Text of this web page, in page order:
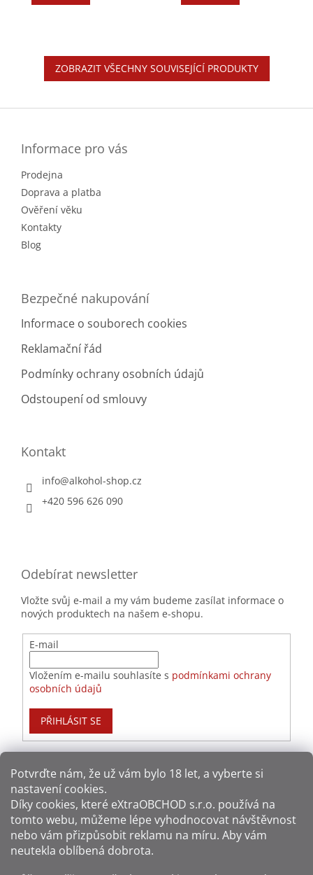
Potvrďte nám​​, že už vám bylo 18 let, a vyberte si
nastavení cookies.
Díky cookies, které eXtraOBCHOD s.r.o. používá na
tomto webu, můžeme lépe vyhodnocovat návštěvnost
nebo vám přizpůsobit reklamu na míru. Aby vám
neutekla oblíbená dobrota.
ZOBRAZIT VŠECHNY SOUVISEJÍCÍ PRODUKTY
Informace pro vás
Prodejna
Doprava a platba
Ověření věku
Kontakty
Blog
Bezpečné nakupování
Informace o souborech cookies
Reklamační řád
Podmínky ochrany osobních údajů
Odstoupení od smlouvy
Kontakt
info@alkohol-shop.cz
+420 596 626 090
Odebírat newsletter
Vložte svůj e-mail a my vám budeme zasílat informace o
nových produktech na našem e-shopu.
E-mail
Vložením e-mailu souhlasíte s podmínkami ochrany
osobních údajů
PŘIHLÁSIT SE
Způsoby dopravy: